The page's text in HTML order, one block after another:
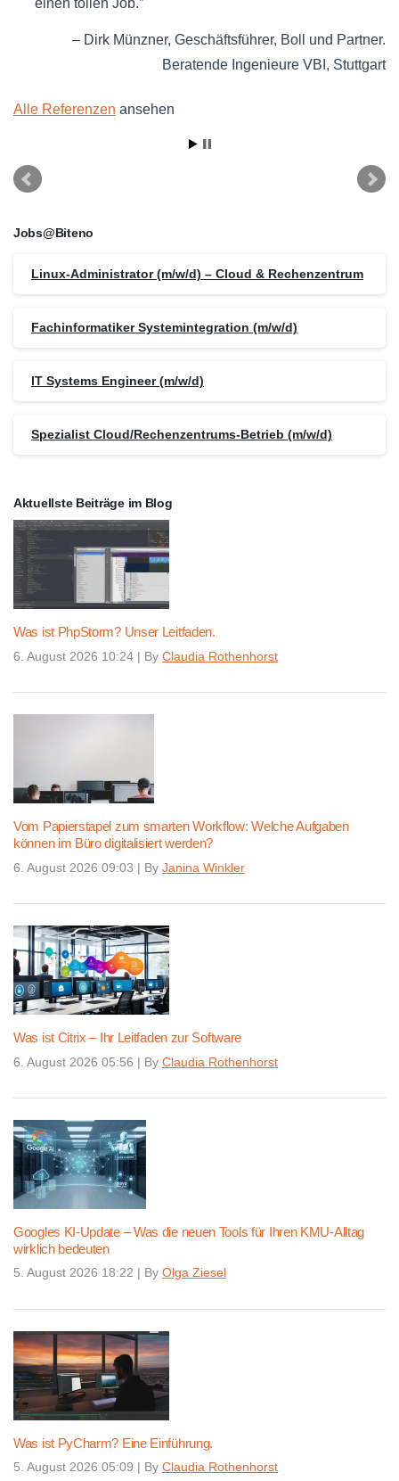
einen tollen Job.
Dirk Münzner Geschäftsführer Boll und Partner.
Beratende Ingenieure VBI
Stuttgart
Alle Referenzen ansehen
Jobs@Biteno
Linux-Administrator (m/w/d) – Cloud & Rechenzentrum
Fachinformatiker Systemintegration (m/w/d)
IT Systems Engineer (m/w/d)
Spezialist Cloud/Rechenzentrums-Betrieb (m/w/d)
Aktuellste Beiträge im Blog
Was ist PhpStorm? Unser Leitfaden.
6. August 2026 10:24 | By Claudia Rothenhorst
Vom Papierstapel zum smarten Workflow: Welche Aufgaben
können im Büro digitalisiert werden?
6. August 2026 09:03 | By Janina Winkler
Was ist Citrix – Ihr Leitfaden zur Software
6. August 2026 05:56 | By Claudia Rothenhorst
Googles KI-Update – Was die neuen Tools für Ihren KMU-Alltag
wirklich bedeuten
5. August 2026 18:22 | By Olga Ziesel
Was ist PyCharm? Eine Einführung.
5. August 2026 05:09 | By Claudia Rothenhorst